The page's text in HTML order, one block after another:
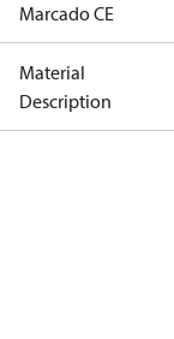
Marcado CE
Material
Description